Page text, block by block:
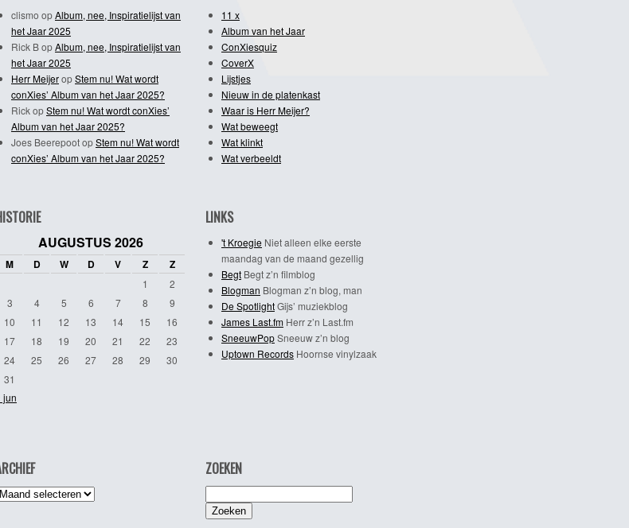
clismo opAlbum, nee, Inspiratielijst van
het Jaar 2025
Rick BopAlbum, nee, Inspiratielijst van
het Jaar 2025
Herr MeijeropStem nu! Wat wordt
conXies’ Album van het Jaar 2025?
RickopStem nu! Wat wordt conXies’
Album van het Jaar 2025?
Joes BeerepootopStem nu! Wat wordt
conXies’ Album van het Jaar 2025?
11 x
Album van het Jaar
ConXiesquiz
CoverX
Lijstjes
Nieuw in de platenkast
Waar is Herr Meijer?
Wat beweegt
Wat klinkt
Wat verbeeldt
AUGUSTUS 2026
M D W D V Z Z
1
2
3
4 5 6 7 8
9
10
11 12 13 14 15
16
17
18 19 20 21 22
23
24
25 26 27 28 29
30
31
jun
LINKS
't Kroegie Niet alleen elke eerste
maandag van de maand gezellig
Begt Begt z’n filmblog
Blogman Blogman z’n blog, man
De SpotlightGijs’ muziekblog
James Last.fm Herr z’n Last.fm
SneeuwPopSneeuw z’n blog
Uptown Records Hoornse vinylzaak
Archief
ZOEKEN
naar: